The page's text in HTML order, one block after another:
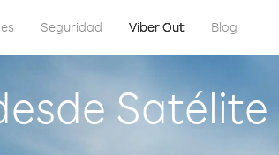
Seguridad Viber Out Blog
Satélite